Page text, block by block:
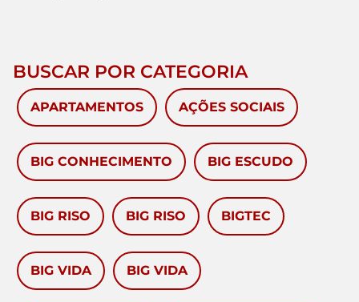
BUSCAR POR CATEGORIA
APARTAMENTOS AÇÕES SOCIAIS
BIG CONHECIMENTO BIG ESCUDO
BIG RISO BIG RISO BIGTEC
BIG VIDA BIG VIDA